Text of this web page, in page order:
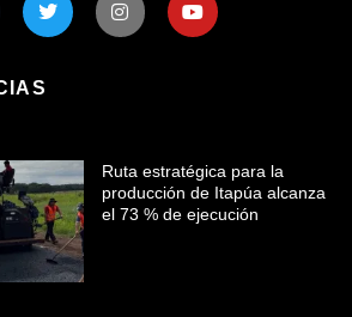
Ruta estratégica para la
producción de Itapúa alcanza
el 73 % de ejecución